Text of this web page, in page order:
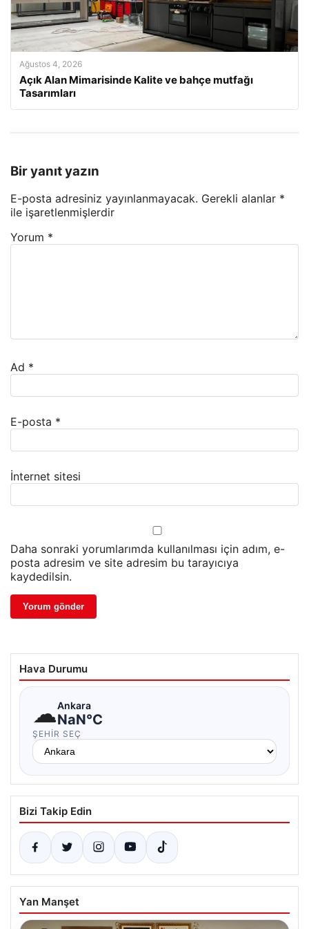
Ağustos 4, 2026
Açık Alan Mimarisinde Kalite ve bahçe mutfağı
Tasarımları
Bir yanıt yazın
E-posta adresiniz yayınlanmayacak. Gerekli alanlar *
ile işaretlenmişlerdir
Yorum *
Ad *
E-posta *
İnternet sitesi
Daha sonraki yorumlarımda kullanılması için adım, e-
posta adresim ve site adresim bu tarayıcıya
kaydedilsin.
Hava Durumu
☁Ankara
NaN°C
ŞEHIR SEÇ
Bizi Takip Edin
Yan Manşet